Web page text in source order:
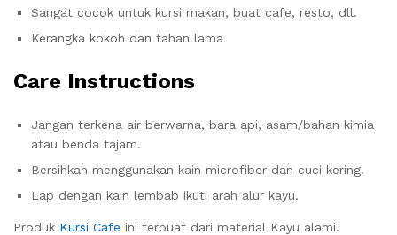
Sangat cocok untuk kursi makan, buat cafe, resto, dll.
Kerangka kokoh dan tahan lama
Care Instructions
Jangan terkena air berwarna, bara api, asam/bahan kimia
atau benda tajam.
Bersihkan menggunakan kain microfiber dan cuci kering.
Lap dengan kain lembab ikuti arah alur kayu.
Produk Kursi Cafe ini terbuat dari material Kayu alami.